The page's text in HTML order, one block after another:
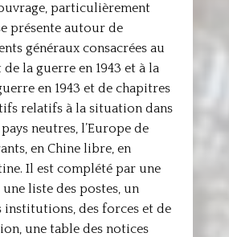
particulièrement
présente autour de
généraux consacrées au
la guerre en 1943 et à la
en 1943 et de chapitres
relatifs à la situation dans
neutres, l’Europe de
en Chine libre, en
Il est complété par une
liste des postes, un
institutions, des forces et de
une table des notices